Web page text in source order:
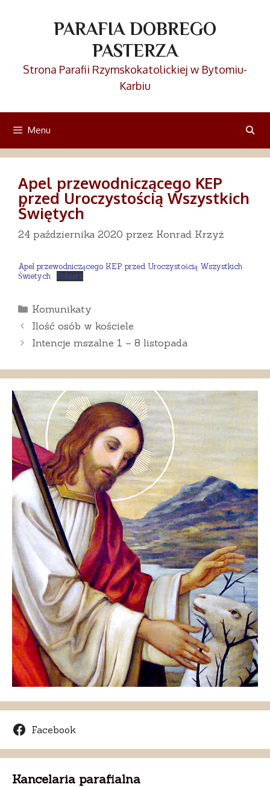
PARAFIA DOBREGO
PASTERZA
Strona Parafii Rzymskokatolickiej w Bytomiu-
Karbiu
Menu
Apel przewodniczącego KEP
przed Uroczystością Wszystkich
Świętych
24 października 2020 przez Konrad Krzyż
Apel przewodniczącego KEP przed Uroczystością Wszystkich
Świetych
Pobierz
Kategorie
Komunikaty
Ilość osób w kościele
Intencje mszalne 1 – 8 listopada
Facebook
Kancelaria parafialna